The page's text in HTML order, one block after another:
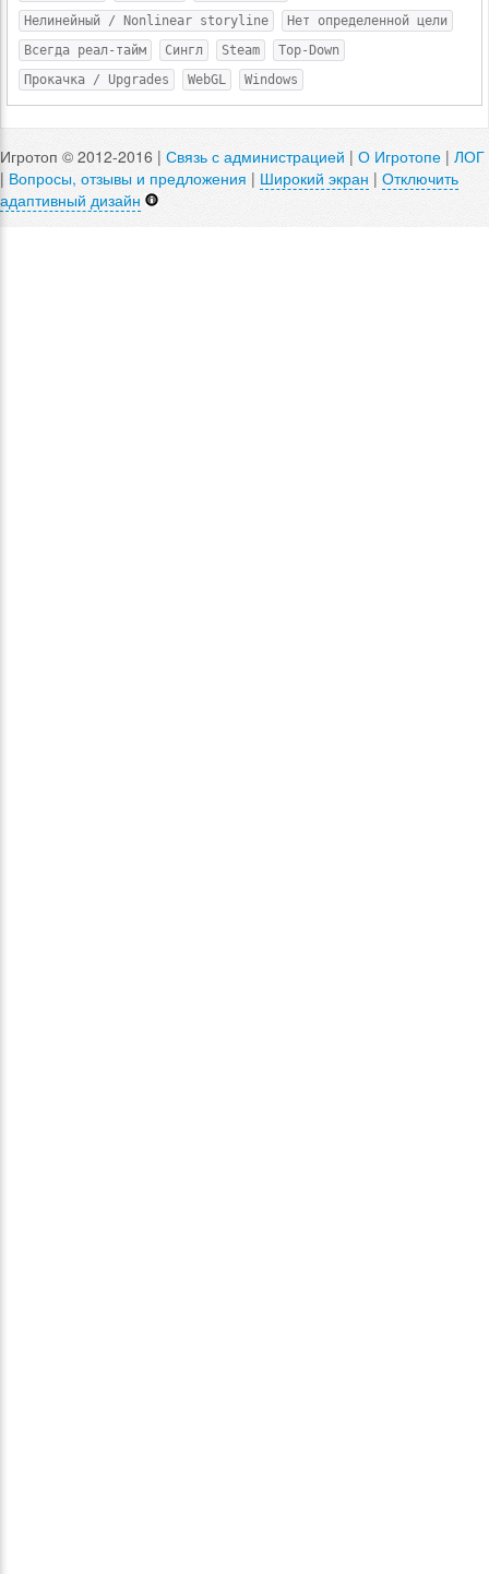
Нелинейный / Nonlinear storyline
Нет определенной цели
Всегда реал-тайм
Сингл Steam
Top-Down
Прокачка / Upgrades
WebGL Windows
Игротоп © 2012-2016 | Связь с администрацией | О Игротопе | ЛОГ
| Вопросы, отзывы и предложения | Широкий экран | Отключить
адаптивный дизайн